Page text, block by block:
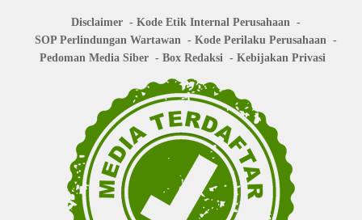
Disclaimer
Kode Etik Internal Perusahaan
SOP Perlindungan Wartawan
Kode Perilaku Perusahaan
Pedoman Media Siber
Box Redaksi Kebijakan Privasi